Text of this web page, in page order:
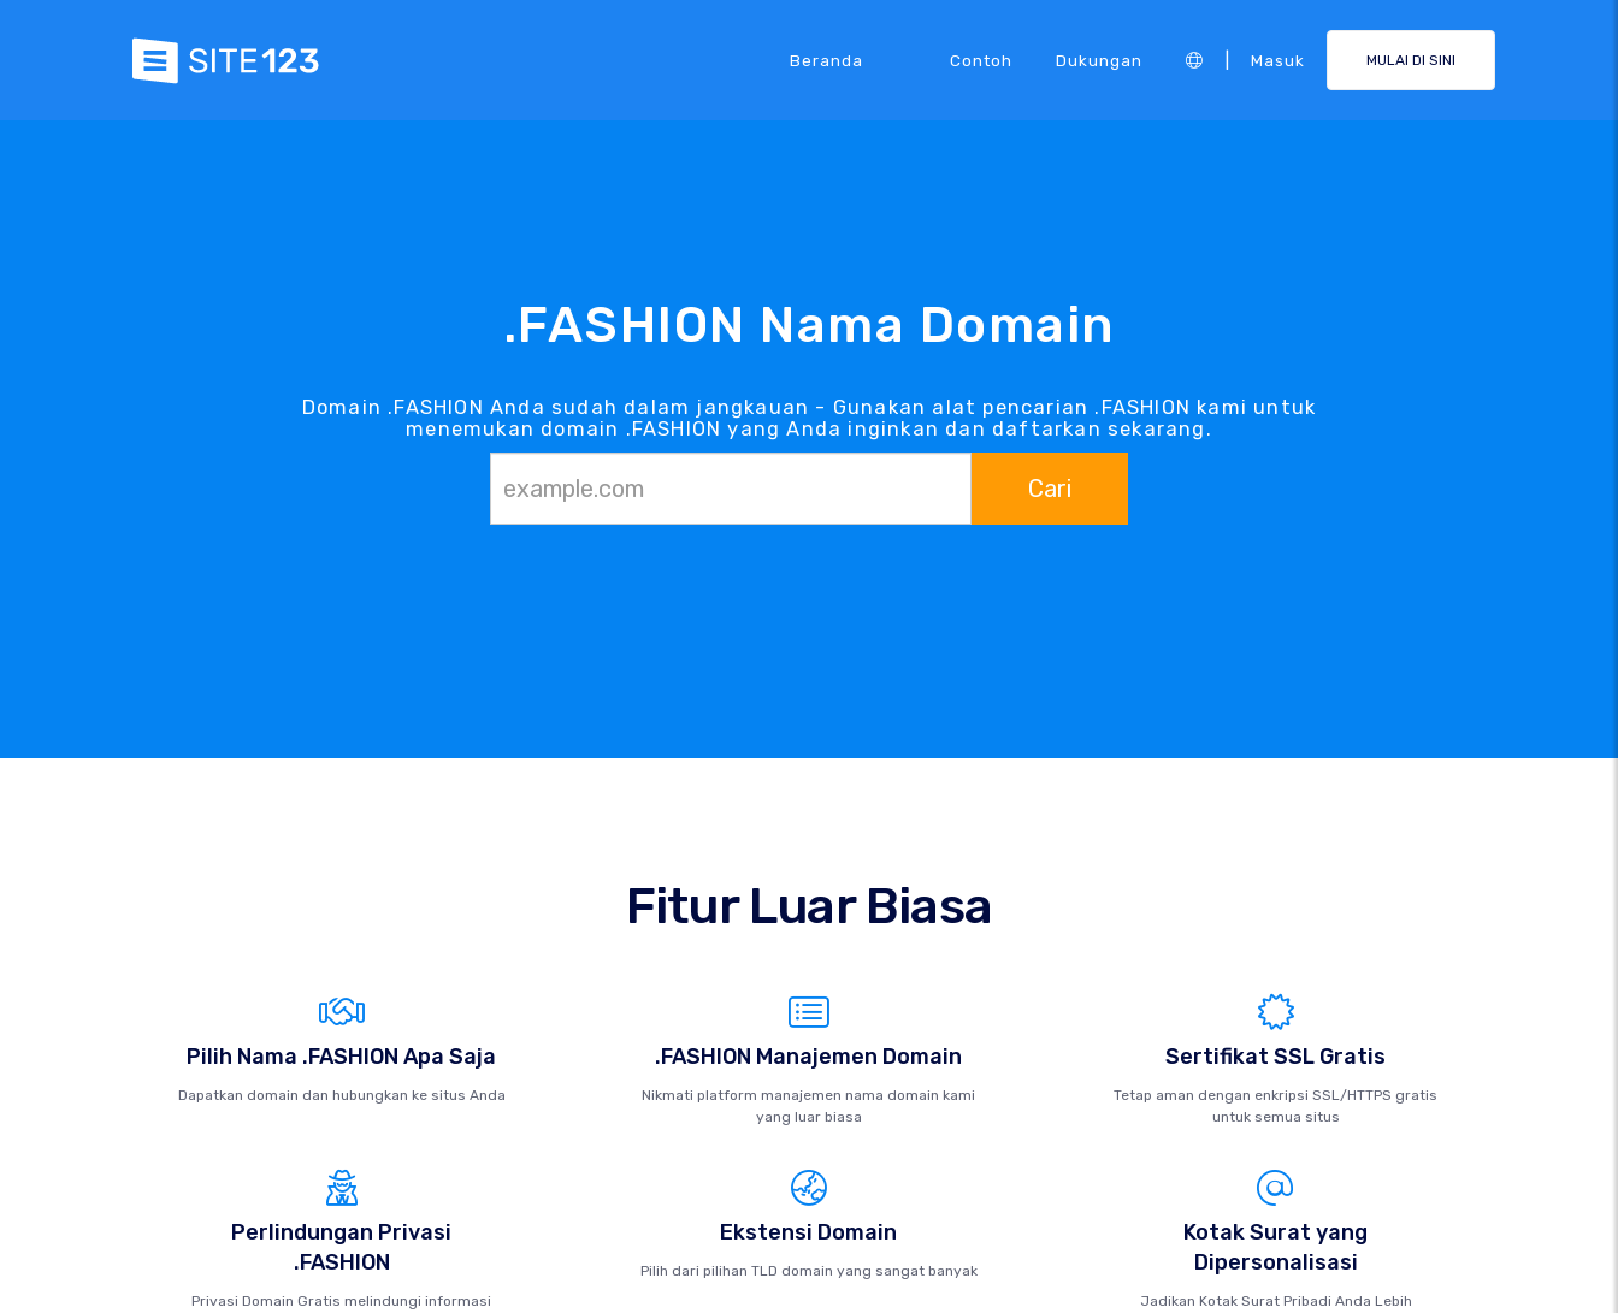
Beranda Contoh Dukungan Masuk MULAI DI SINI
.FASHION Nama Domain
Domain .FASHION Anda sudah dalam jangkauan - Gunakan alat pencarian .FASHION kami untuk
menemukan domain .FASHION yang Anda inginkan dan daftarkan sekarang.
Cari
Fitur Luar Biasa
Pilih Nama .FASHION Apa Saja
Dapatkan domain dan hubungkan ke situs Anda
.FASHION Manajemen Domain
Nikmati platform manajemen nama domain kami
yang luar biasa
Sertifikat SSL Gratis
Tetap aman dengan enkripsi SSL/HTTPS gratis
untuk semua situs
Perlindungan Privasi
.FASHION
Privasi Domain Gratis melindungi informasi
Ekstensi Domain
Pilih dari pilihan TLD domain yang sangat banyak
Kotak Surat yang
Dipersonalisasi
Jadikan Kotak Surat Pribadi Anda Lebih